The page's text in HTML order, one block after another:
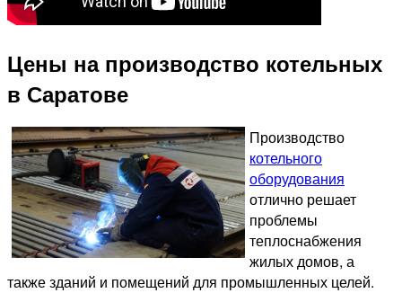
Цены на производство котельных
в Саратове
Производство
котельного
оборудования
отлично решает
проблемы
теплоснабжения
жилых домов, а
также зданий и помещений для промышленных целей.